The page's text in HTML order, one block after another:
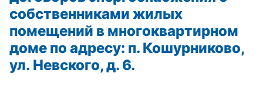
собственниками жилых
помещений в многоквартирном
доме по адресу: п. Кошурниково,
ул. Невского, д. 6.